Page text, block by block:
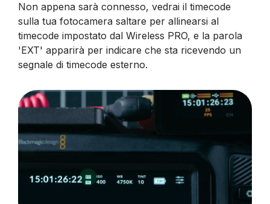
Non appena sarà connesso, vedrai il timecode
sulla tua fotocamera saltare per allinearsi al
timecode impostato dal Wireless PRO, e la parola
'EXT' apparirà per indicare che sta ricevendo un
segnale di timecode esterno.